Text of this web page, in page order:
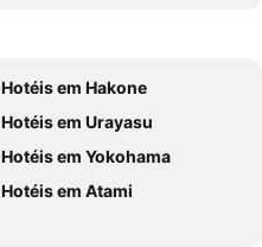
Richmond Hotel Yokohama Ekimae
International Airport Haneda
Port of Tokyo
Ginza Metro Station
Sagamiono Station
Hotéis em Hakone
Hotéis em Urayasu
Hotéis em Yokohama
Hotéis em Atami